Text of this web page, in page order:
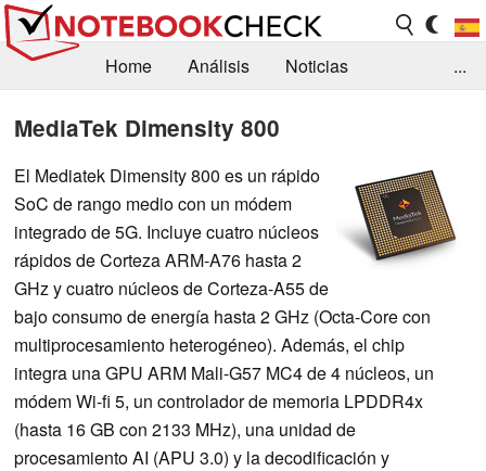
Home Análisis
Noticias
Contacto
...
MediaTek Dimensity 800
El Mediatek Dimensity 800 es un rápido
SoC de rango medio con un módem
integrado de 5G. Incluye cuatro núcleos
rápidos de Corteza ARM-A76 hasta 2
GHz y cuatro núcleos de Corteza-A55 de
bajo consumo de energía hasta 2 GHz (Octa-Core con
multiprocesamiento heterogéneo). Además, el chip
integra una GPU ARM Mali-G57 MC4 de 4 núcleos, un
módem Wi-fi 5, un controlador de memoria LPDDR4x
(hasta 16 GB con 2133 MHz), una unidad de
procesamiento AI (APU 3.0) y la decodificación y